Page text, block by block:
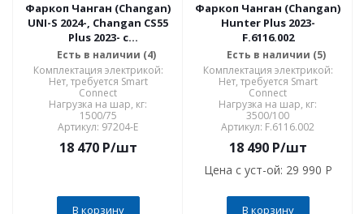
Фаркоп Чанган (Changan)
UNI-S 2024-, Changan CS55
Plus 2023- с
оцинкованным шаром
(без электрики в
комплекте) 97204-E
Есть в наличии (4)
Комплектация электрикой:
Нет, требуется Smart
Connect
Нагрузка на шар, кг:
1500/75
Артикул: 97204-E
18 470P/шт
В корзину
Фаркоп Чанган (Changan)
Hunter Plus 2023-
F.6116.002
Есть в наличии (5)
Комплектация электрикой:
Нет, требуется Smart
Connect
Нагрузка на шар, кг:
3500/100
Артикул: F.6116.002
18 490P/шт
Цена с уст-ой: 29 990 P
В корзину